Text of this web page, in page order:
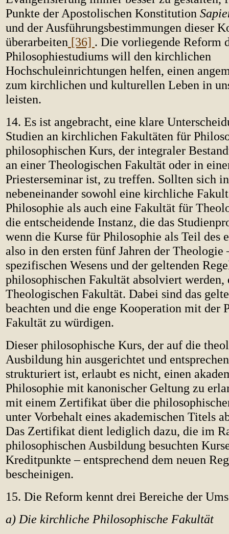
Punkte der Apostolischen Konstitution
und der Ausführungsbestimmungen dieser
überarbeiten [36] . Die vorliegende Reform
Philosophiestudiums will den kirchlichen
Hochschuleinrichtungen helfen, einen
zum kirchlichen und kulturellen Leben in
leisten.
14. Es ist angebracht, eine klare
Studien an kirchlichen Fakultäten für
philosophischen Kurs, der integraler
an einer Theologischen Fakultät oder in
Priesterseminar ist, zu treffen. Sollten sich
nebeneinander sowohl eine kirchliche
Philosophie als auch eine Fakultät für
die entscheidende Instanz, die das
wenn die Kurse für Philosophie als Teil des
also in den ersten fünf Jahren der Theologie
spezifischen Wesens und der geltenden
philosophischen Fakultät absolviert werden,
Theologischen Fakultät. Dabei sind das
beachten und die enge Kooperation mit der
Fakultät zu würdigen.
Dieser philosophische Kurs, der auf die
Ausbildung hin ausgerichtet und
strukturiert ist, erlaubt es nicht, einen
Philosophie mit kanonischer Geltung zu
mit einem Zertifikat über die
unter Vorbehalt eines akademischen Titels
Das Zertifikat dient lediglich dazu, die im
philosophischen Ausbildung besuchten
Kreditpunkte – entsprechend dem neuen
bescheinigen.
15. Die Reform kennt drei Bereiche der
a) Die kirchliche Philosophische Fakultät